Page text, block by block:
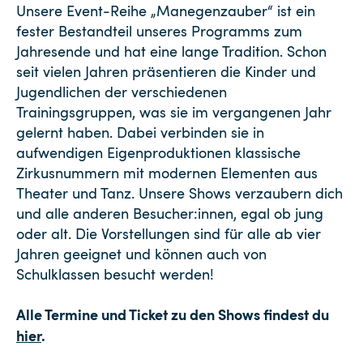
Unsere Event-Reihe „Manegenzauber“ ist ein
fester Bestandteil unseres Programms zum
Jahresende und hat eine lange Tradition. Schon
seit vielen Jahren präsentieren die Kinder und
Jugendlichen der verschiedenen
Trainingsgruppen, was sie im vergangenen Jahr
gelernt haben. Dabei verbinden sie in
aufwendigen Eigenproduktionen klassische
Zirkusnummern mit modernen Elementen aus
Theater und Tanz. Unsere Shows verzaubern dich
und alle anderen Besucher:innen, egal ob jung
oder alt. Die Vorstellungen sind für alle ab vier
Jahren geeignet und können auch von
Schulklassen besucht werden!
Alle Termine und Ticket zu den Shows findest du
hier.